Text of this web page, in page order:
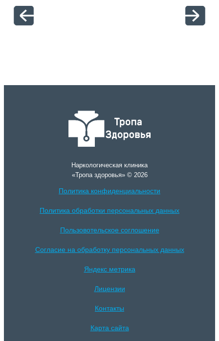
Наркологическая клиника
«Тропа здоровья» © 2026
Политика конфиденциальности
Политика обработки персональных данных
Пользовотельское соглошение
Согласие на обработку персональных данных
Яндекс метрика
Лицензии
Контакты
Карта сайта